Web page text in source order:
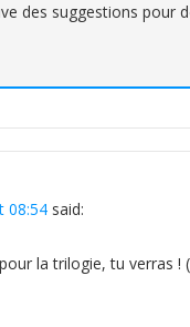
des suggestions pour
08:54 said:
la trilogie, tu verras !